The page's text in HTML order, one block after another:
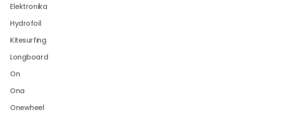
Elektronika
Hydrofoil
Kitesurfing
Longboard
On
Ona
Onewheel